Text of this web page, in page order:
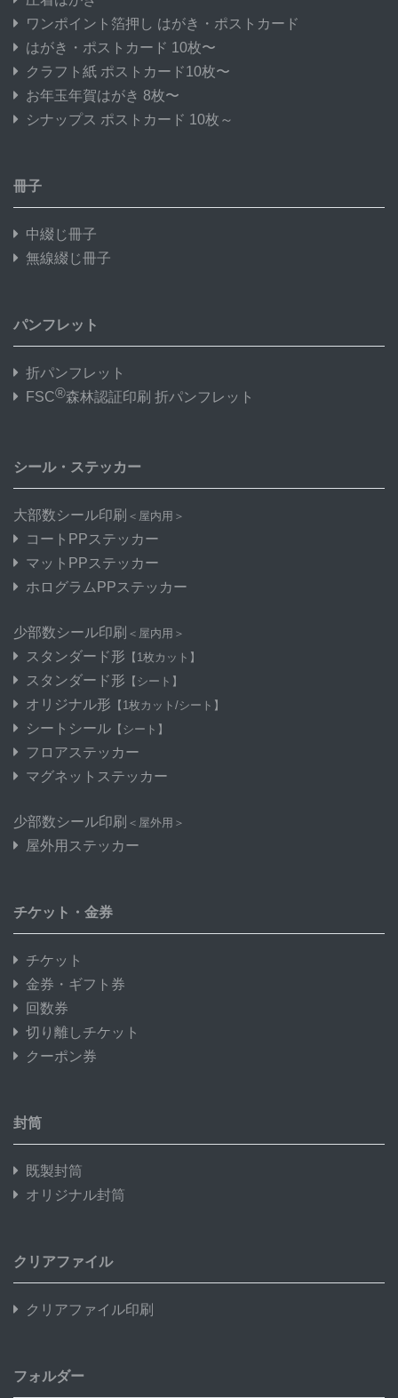
ワンポイント箔押し はがき・ポストカード
はがき・ポストカード 10枚〜
クラフト紙 ポストカード10枚〜
お年玉年賀はがき 8枚〜
シナップス ポストカード 10枚～
冊子
中綴じ冊子
無線綴じ冊子
パンフレット
折パンフレット
FSC®森林認証印刷 折パンフレット
シール・ステッカー
大部数シール印刷 ＜屋内用＞
コートPPステッカー
マットPPステッカー
ホログラムPPステッカー
少部数シール印刷 ＜屋内用＞
スタンダード形 【1枚カット】
スタンダード形 【シート】
オリジナル形 【1枚カット/シート】
シートシール 【シート】
フロアステッカー
マグネットステッカー
少部数シール印刷 ＜屋外用＞
屋外用ステッカー
チケット・金券
チケット
金券・ギフト券
回数券
切り離しチケット
クーポン券
封筒
既製封筒
オリジナル封筒
クリアファイル
クリアファイル印刷
フォルダー